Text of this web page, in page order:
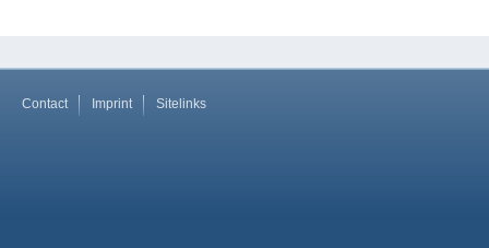
Contact Imprint Sitelinks